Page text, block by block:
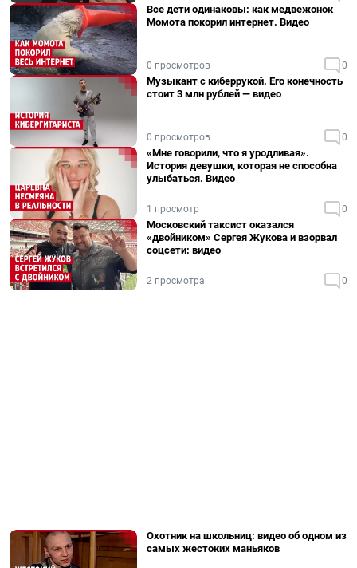
Все дети одинаковы: как медвежонок
Момота покорил интернет. Видео
0 просмотров 0
Музыкант с киберрукой. Его конечность
стоит 3 млн рублей — видео
0 просмотров 0
«Мне говорили, что я уродливая».
История девушки, которая не способна
улыбаться. Видео
1 просмотр 0
Московский таксист оказался
«двойником» Сергея Жукова и взорвал
соцсети: видео
2 просмотра 0
Охотник на школьниц: видео об одном из
самых жестоких маньяков